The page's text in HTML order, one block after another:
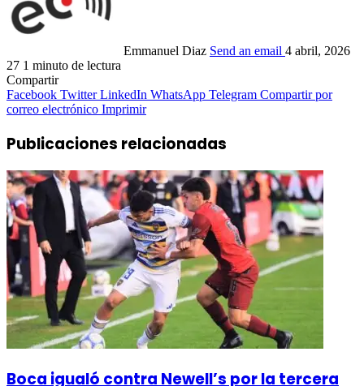
Emmanuel Diaz Send an email 4 abril, 2026
27 1 minuto de lectura
Compartir
Facebook Twitter LinkedIn WhatsApp Telegram Compartir por
correo electrónico Imprimir
Publicaciones relacionadas
Boca igualó contra Newell’s por la tercera